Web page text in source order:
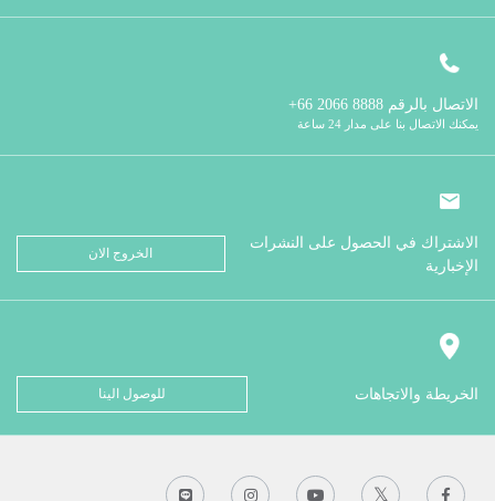
الاتصال بالرقم
يمكنك الاتصال بنا على مدار 24 ساعة
الاشتراك في الحصول على النشرات
الإخبارية
الخروج الان
الخريطة والاتجاهات للوصول الينا